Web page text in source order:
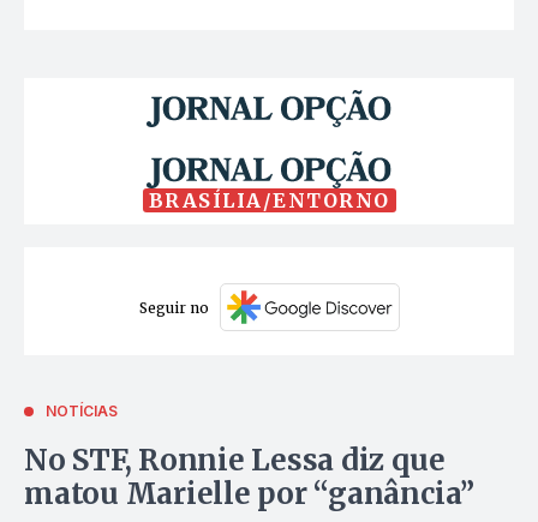
BRASÍLIA/ENTORNO
Seguir no
NOTÍCIAS
No STF, Ronnie Lessa diz que
matou Marielle por “ganância”